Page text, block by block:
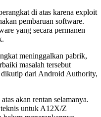
di atas karena exploit
pembaruan software.
yang secara permanen
meninggalkan pabrik,
masalah tersebut
dikutip dari Android Authority,
akan rentan selamanya.
untuk A12X/Z